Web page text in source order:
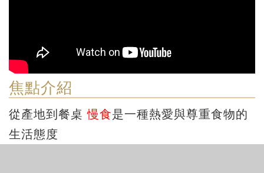
焦點介紹
從產地到餐桌慢食是一種熱愛與尊重食物的
生活態度